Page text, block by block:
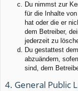
Du nimmst zur
für die Inhalte
hat oder die er
dem Betreiber,
jederzeit zu
Du gestattest
abzuändern,
sind, dem
4. General Public